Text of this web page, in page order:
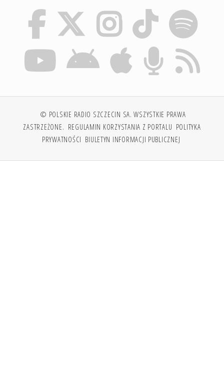
© POLSKIE RADIO SZCZECIN SA. WSZYSTKIE PRAWA
ZASTRZEŻONE. REGULAMIN KORZYSTANIA Z PORTALU POLITYKA
PRYWATNOŚCI BIULETYN INFORMACJI PUBLICZNEJ